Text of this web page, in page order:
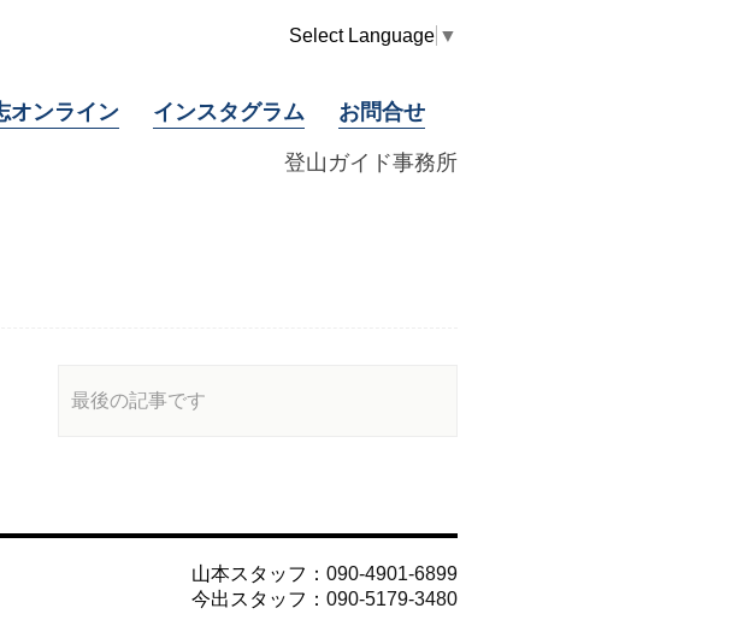
登山ガイド事務所
Select Language ▼
オンライン インスタグラム お問合せ
最後の記事です
山本スタッフ： 090-4901-6899
今出スタッフ： 090-5179-3480